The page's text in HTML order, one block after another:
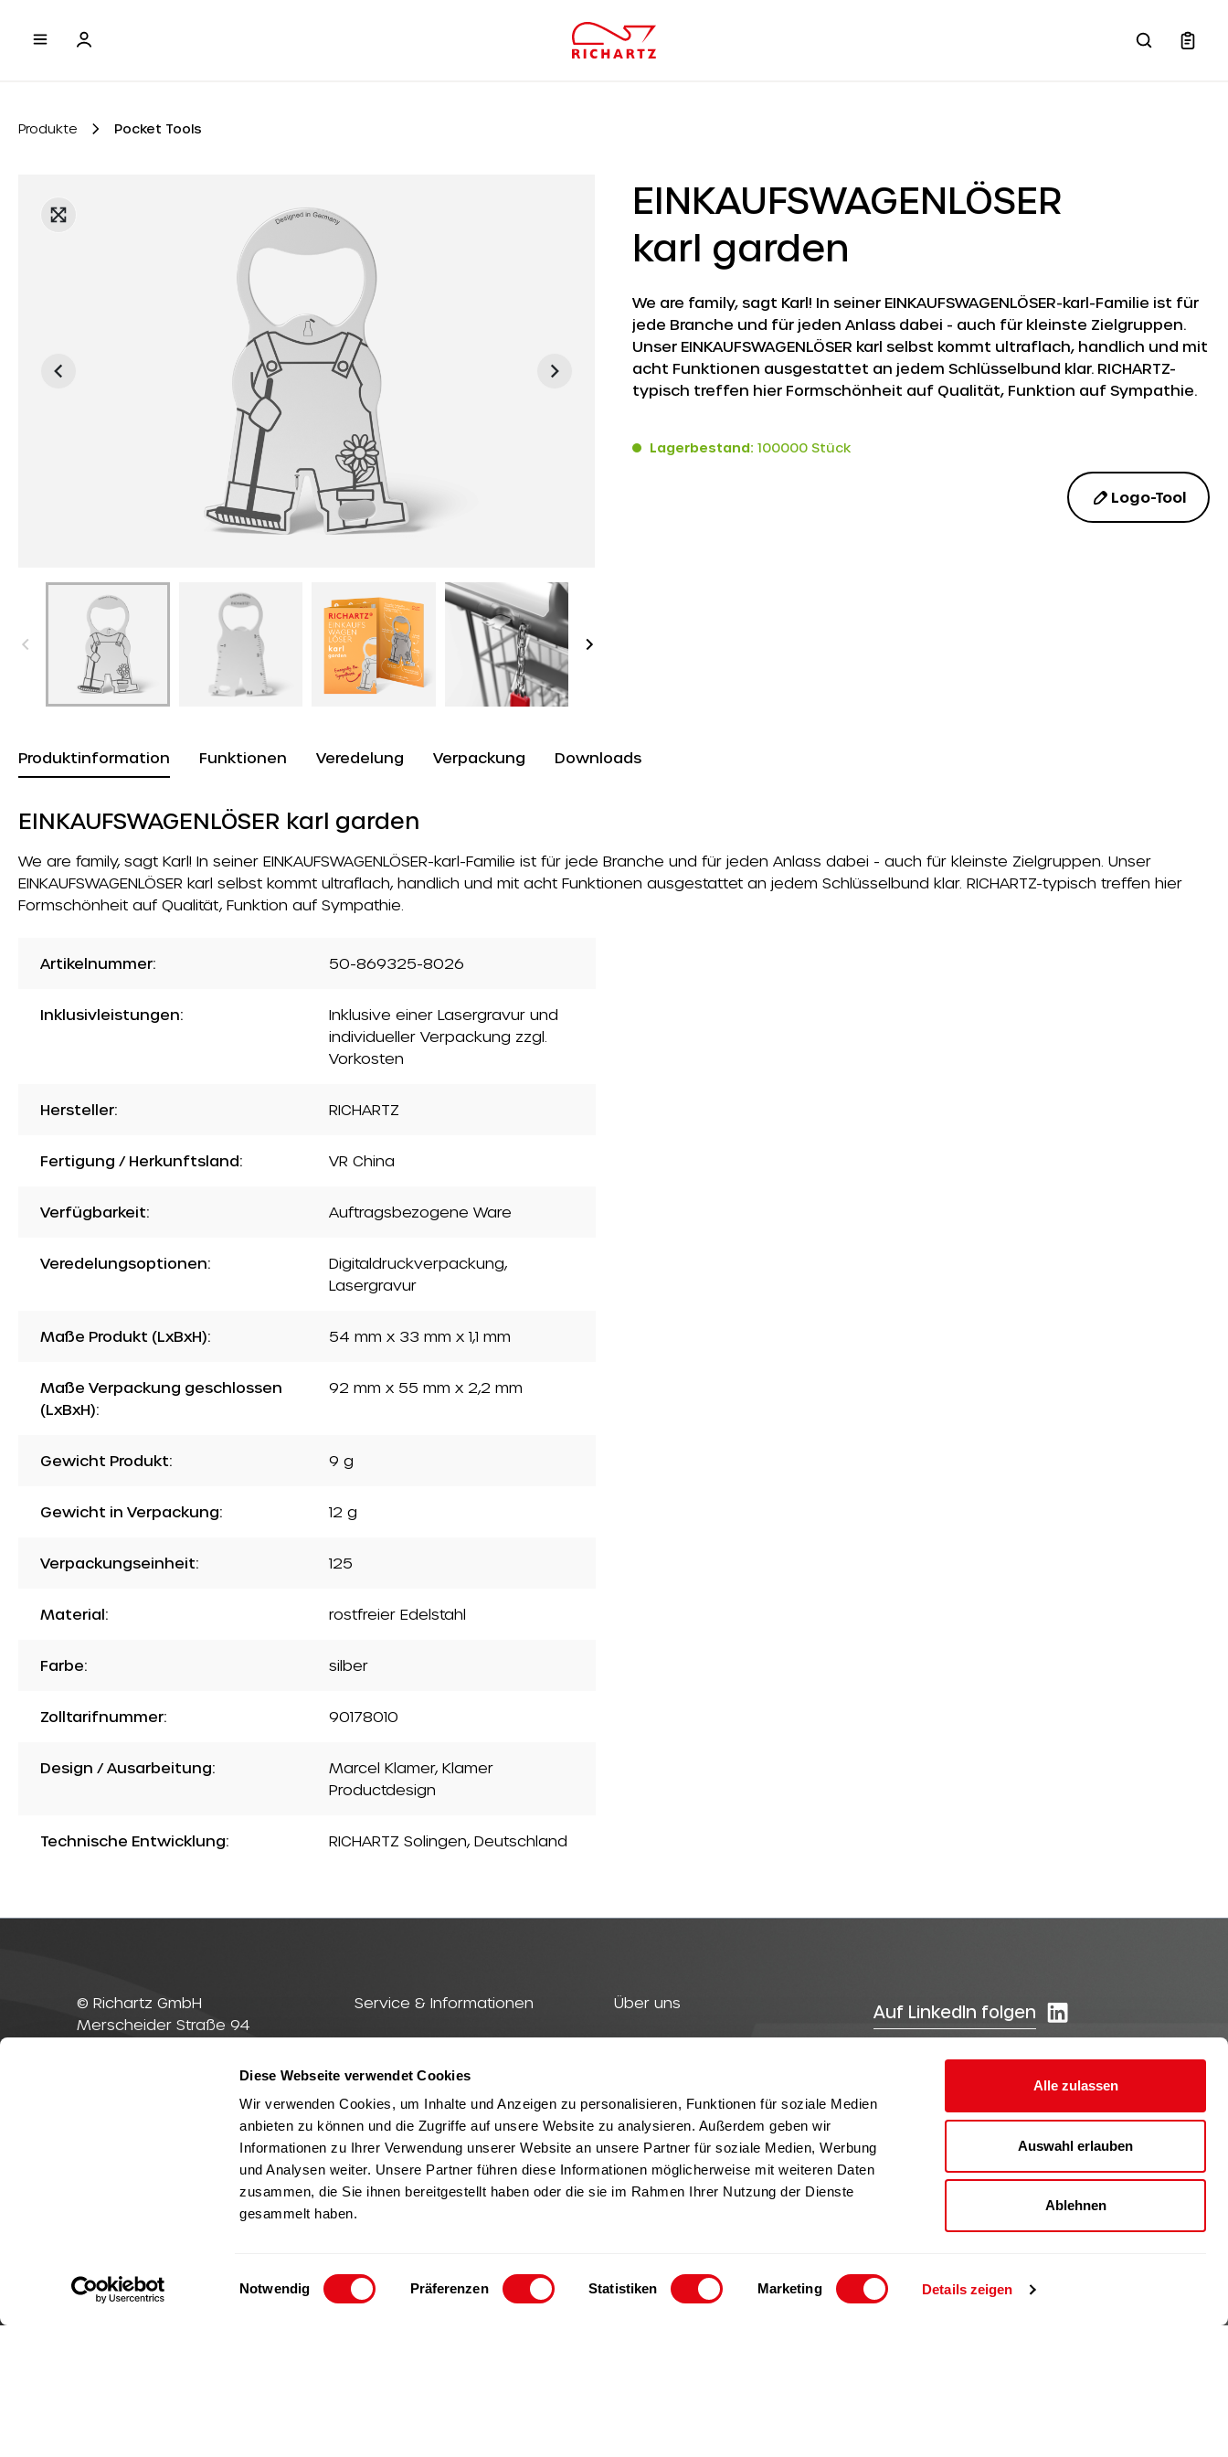
Diese Webseite verwendet Cookies
Wir verwenden Cookies, um Inhalte und Anzeigen zu personalisieren, Funktionen für soziale Medien
anbieten zu können und die Zugriffe auf unsere Website zu analysieren. Außerdem geben wir
Informationen zu Ihrer Verwendung unserer Website an unsere Partner für soziale Medien, Werbung
und Analysen weiter. Unsere Partner führen diese Informationen möglicherweise mit weiteren Daten
zusammen, die Sie ihnen bereitgestellt haben oder die sie im Rahmen Ihrer Nutzung der Dienste
gesammelt haben.
Notwendig Präferenzen Statistiken Marketing Details zeigen
Alle zulassen
Auswahl erlauben
Ablehnen
Produkte Pocket Tools
EINKAUFSWAGENLÖSER
karl garden
We are family, sagt Karl! In seiner EINKAUFSWAGENLÖSER-karl-Familie ist für
jede Branche und für jeden Anlass dabei - auch für kleinste Zielgruppen.
Unser EINKAUFSWAGENLÖSER karl selbst kommt ultraflach, handlich und mit
acht Funktionen ausgestattet an jedem Schlüsselbund klar. RICHARTZ-
typisch treffen hier Formschönheit auf Qualität, Funktion auf Sympathie.
Lagerbestand: 100000 Stück
Logo-Tool
Produktinformation Funktionen Veredelung Verpackung Downloads
EINKAUFSWAGENLÖSER karl garden
We are family, sagt Karl! In seiner EINKAUFSWAGENLÖSER-karl-Familie ist für jede Branche und für jeden Anlass dabei - auch für kleinste Zielgruppen. Unser
EINKAUFSWAGENLÖSER karl selbst kommt ultraflach, handlich und mit acht Funktionen ausgestattet an jedem Schlüsselbund klar. RICHARTZ-typisch treffen hier
Formschönheit auf Qualität, Funktion auf Sympathie.
Artikelnummer: 50-869325-8026
Inklusivleistungen:
Inklusive einer Lasergravur und
individueller Verpackung zzgl.
Vorkosten
Hersteller: RICHARTZ
Fertigung / Herkunftsland: VR China
Verfügbarkeit: Auftragsbezogene Ware
Veredelungsoptionen: Digitaldruckverpackung,
Lasergravur
Maße Produkt (LxBxH): 54 mm x 33 mm x 1,1 mm
Maße Verpackung geschlossen
(LxBxH):
92 mm x 55 mm x 2,2 mm
Gewicht Produkt: 9 g
Gewicht in Verpackung: 12 g
Verpackungseinheit: 125
Material: rostfreier Edelstahl
Farbe: silber
Zolltarifnummer: 90178010
Design / Ausarbeitung:
Marcel Klamer, Klamer
Productdesign
Technische Entwicklung: RICHARTZ Solingen, Deutschland
© Richartz GmbH
Merscheider Straße 94
+49(0)212-23 23 1-99
info@richartz.com
Service & Informationen
RICHARTZ Produkte
Über uns
Nachhaltigkeit
Kontakt
Auf LinkedIn folgen